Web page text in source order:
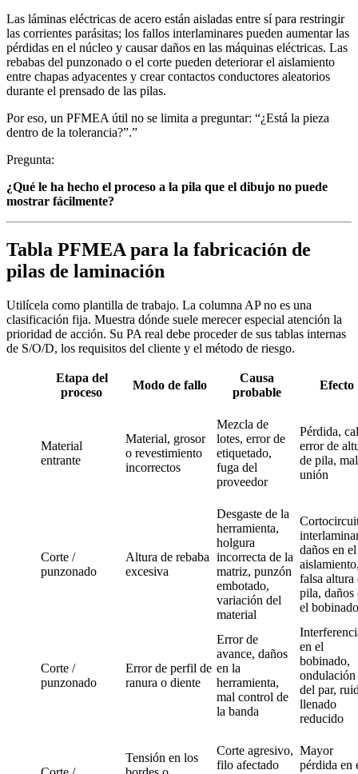
Las láminas eléctricas de acero están aisladas entre sí para restringir
las corrientes parásitas; los fallos interlaminares pueden aumentar las
pérdidas en el núcleo y causar daños en las máquinas eléctricas. Las
rebabas del punzonado o el corte pueden deteriorar el aislamiento
entre chapas adyacentes y crear contactos conductores aleatorios
durante el prensado de las pilas.
Por eso, un PFMEA útil no se limita a preguntar: “¿Está la pieza
dentro de la tolerancia?”.”
Pregunta:
¿Qué le ha hecho el proceso a la pila que el dibujo no puede
mostrar fácilmente?
Tabla PFMEA para la fabricación de
pilas de laminación
Utilícela como plantilla de trabajo. La columna AP no es una
clasificación fija. Muestra dónde suele merecer especial atención la
prioridad de acción. Su PA real debe proceder de sus tablas internas
de S/O/D, los requisitos del cliente y el método de riesgo.
Etapa del
proceso
Modo de fallo
Causa
probable
Efecto
Material
entrante
Material, grosor
o revestimiento
incorrectos
Mezcla de
lotes, error de
etiquetado,
fuga del
proveedor
Pérdida,
error de
de pila,
unión
Corte /
punzonado
Altura de rebaba
excesiva
Desgaste de la
herramienta,
holgura
incorrecta de la
matriz, punzón
embotado,
variación del
material
daños en el
falsa altura
pila, daños
el bobinado
Corte /
punzonado
Error de perfil de
ranura o diente
Error de
avance, daños
en la
herramienta,
mal control de
la banda
en el
bobinado,
ondulación
del par,
llenado
reducido
Tensión en los
Corte agresivo,
filo afectado
Mayor
pérdida en